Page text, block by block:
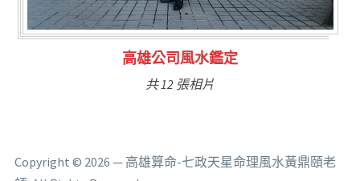
林氏福主量子生基造命
Copyright © 2026 — 高雄算命-七政天星命理風水黃鼎頤老